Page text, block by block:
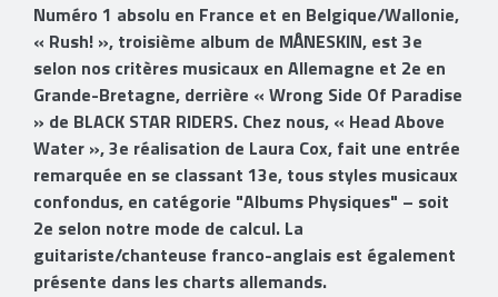
Numéro 1 absolu en France et en Belgique/Wallonie,
« Rush! », troisième album de MÅNESKIN, est 3e
selon nos critères musicaux en Allemagne et 2e en
Grande-Bretagne, derrière « Wrong Side Of Paradise
» de BLACK STAR RIDERS. Chez nous, « Head Above
Water », 3e réalisation de Laura Cox, fait une entrée
remarquée en se classant 13e, tous styles musicaux
confondus, en catégorie "Albums Physiques" – soit
2e selon notre mode de calcul. La
guitariste/chanteuse franco-anglais est également
présente dans les charts allemands.